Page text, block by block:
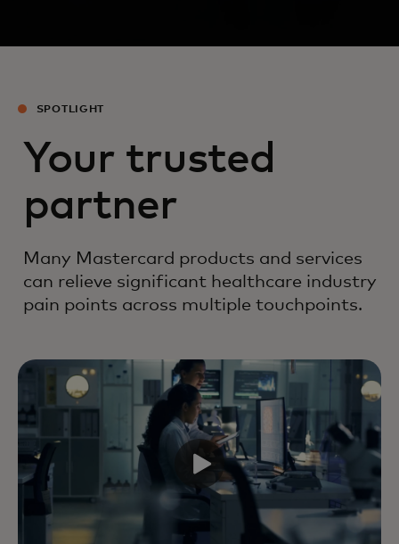
SPOTLIGHT
Your trusted
partner
Many Mastercard products and services
can relieve significant healthcare industry
pain points across multiple touchpoints.